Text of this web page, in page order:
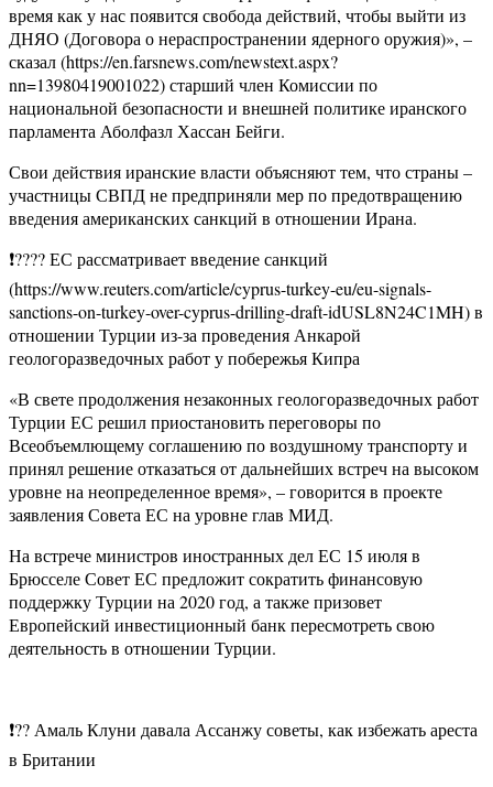
время как у нас появится свобода действий, чтобы выйти из
ДНЯО (Договора о нераспространении ядерного оружия)», –
сказал (https://en.farsnews.com/newstext.aspx?
nn=13980419001022) старший член Комиссии по
национальной безопасности и внешней политике иранского
парламента Аболфазл Хассан Бейги.
Свои действия иранские власти объясняют тем, что страны –
участницы СВПД не предприняли мер по предотвращению
введения американских санкций в отношении Ирана.
❗️???? ЕС рассматривает введение санкций
(https://www.reuters.com/article/cyprus-turkey-eu/eu-signals-
sanctions-on-turkey-over-cyprus-drilling-draft-idUSL8N24C1MH) в
отношении Турции из-за проведения Анкарой
геологоразведочных работ у побережья Кипра
«В свете продолжения незаконных геологоразведочных работ
Турции ЕС решил приостановить переговоры по
Всеобъемлющему соглашению по воздушному транспорту и
принял решение отказаться от дальнейших встреч на высоком
уровне на неопределенное время», – говорится в проекте
заявления Совета ЕС на уровне глав МИД.
На встрече министров иностранных дел ЕС 15 июля в
Брюсселе Совет ЕС предложит сократить финансовую
поддержку Турции на 2020 год, а также призовет
Европейский инвестиционный банк пересмотреть свою
деятельность в отношении Турции.
❗️?? Амаль Клуни давала Ассанжу советы, как избежать ареста
в Британии